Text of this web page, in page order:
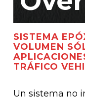
SISTEMA
VOLUMEN
TRÁFICO
Un sistema no